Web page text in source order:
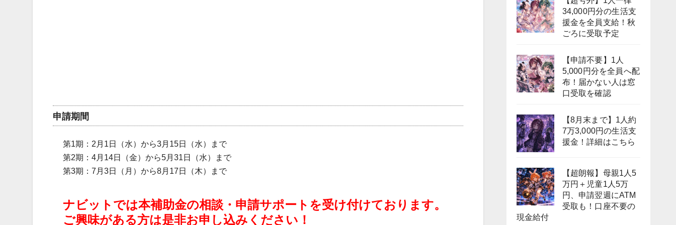
申請期間
第1期：2月1日（水）から3月15日（水）まで
第2期：4月14日（金）から5月31日（水）まで
第3期：7月3日（月）から8月17日（木）まで
ナビットでは本補助金の相談・申請サポートを受け付けております。
ご興味がある方は是非お申し込みください！
34,000円分の生活支
援金を全員支給！秋
ごろに受取予定
【申請不要】1人
5,000円分を全員へ配
布！届かない人は窓
口受取を確認
【8月末まで】1人約
7万3,000円の生活支
援金！詳細はこちら
【超朗報】母親1人5
万円＋児童1人5万
円、申請翌週にATM
受取も！口座不要の
現金給付